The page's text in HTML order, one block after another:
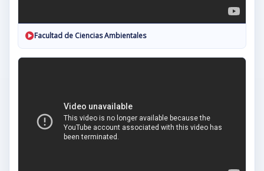
Facultad de Ciencias Ambientales